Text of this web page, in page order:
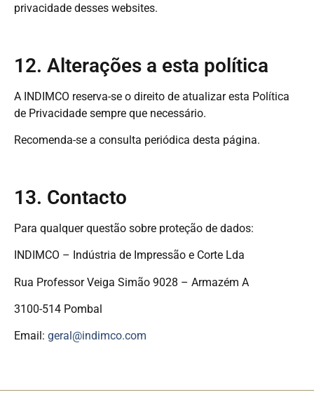
privacidade desses websites.
12. Alterações a esta política
A INDIMCO reserva-se o direito de atualizar esta Política
de Privacidade sempre que necessário.
Recomenda-se a consulta periódica desta página.
13. Contacto
Para qualquer questão sobre proteção de dados:
INDIMCO – Indústria de Impressão e Corte Lda
Rua Professor Veiga Simão 9028 – Armazém A
3100-514 Pombal
Email: geral@indimco.com